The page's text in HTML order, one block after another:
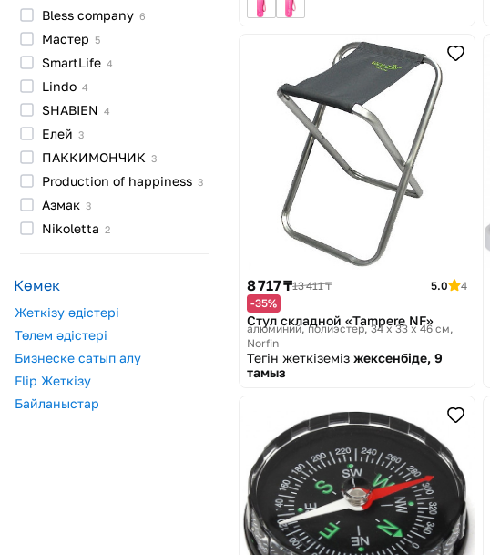
Bless company 6
Мастер 5
SmartLife 4
Lindo 4
SHABIEN 4
Елей 3
ПАККИМОНЧИК 3
Production of happiness 3
Азмак 3
Nikoletta 2
Көмек
Жеткізу әдістері
Төлем әдістері
Бизнеске сатып алу
Flip Жеткізу
Байланыстар
8 717 ₸13 411 ₸ 5.0
4
-35%
Стул складной «Tampere NF»
алюминий, полиэстер, 34 x 33 x 46 см
Norfin
Тегін жеткіземіз жексенбіде, 9
тамыз